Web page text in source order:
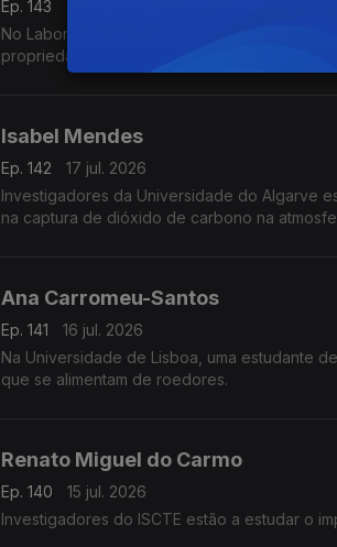
Ep. 143
No Laboratório Ibérico Internacional de
propriedades magnéticas de grafenos.
Isabel Mendes
Ep. 142
17 jul. 2026
Investigadores da Universidade do Algarve
na captura de dióxido de carbono na
Ana Carromeu-Santos
Ep. 141
16 jul. 2026
Na Universidade de Lisboa, uma estudante
que se alimentam de roedores.
Renato Miguel do Carmo
Ep. 140
15 jul. 2026
Investigadores do ISCTE estão a estudar o